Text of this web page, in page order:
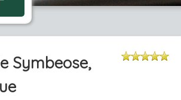
Symbeose,